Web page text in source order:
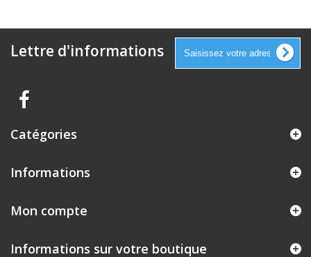
Lettre d'informations
Catégories
Informations
Mon compte
Informations sur votre boutique